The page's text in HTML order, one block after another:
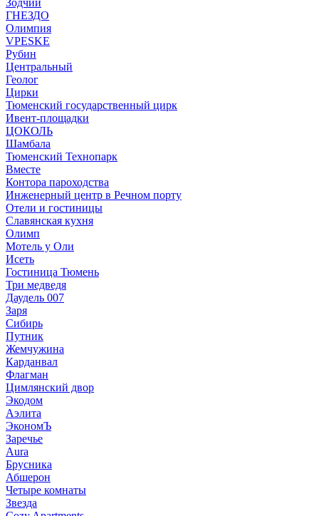
Зодчий
ГНЕЗДО
Олимпия
VPESKE
Рубин
Центральный
Геолог
Цирки
Тюменский государственный цирк
Ивент-площадки
ЦОКОЛЬ
Шамбала
Тюменский Технопарк
Вместе
Контора пароходства
Инженерный центр в Речном порту
Отели и гостиницы
Славянская кухня
Олимп
Мотель у Оли
Исеть
Гостиница Тюмень
Три медведя
Даудель 007
Заря
Сибирь
Путник
Жемчужина
Карданвал
Флагман
Цимлянский двор
Экодом
Аэлита
ЭкономЪ
Заречье
Aura
Брусника
Абшерон
Четыре комнаты
Звезда